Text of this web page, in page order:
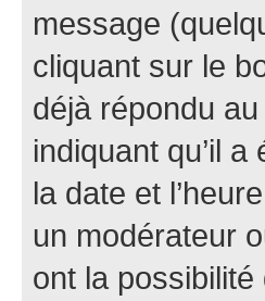
message
cliquant sur le
déjà répondu
indiquant qu’il
la date et
un modérateur
ont la possibilité